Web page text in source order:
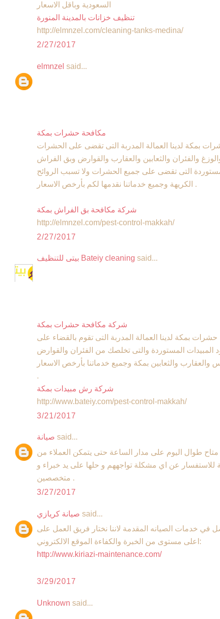
السعودية وباقل الاسعار
تنظيف خزانات بالمدينة المنورة
http://elmnzel.com/cleaning-tanks-medina/
2/27/2017
elmnzel said...
مكافحة حشرات بمكة
بمكة لدينا العمالة المدربة التى تقضى على الحشرات
والفئران والثعابين والعقارب والقوارض وبق الفراش
التى تقضى على جميع الحشرات ولا تسبب الروائح
الكريهة وجميع خدماتنا نقدمها لكم بأرخص الاسعار .
شركة مكافحة بق الفراش بمكة
http://elmnzel.com/pest-control-makkah/
2/27/2017
بيتى للتنظيف Bateiy cleaning said...
شركة مكافحة حشرات بمكة
بمكة لدينا العمالة المدربة التى تقوم بالقضاء على
المبيدات المستوردة والتى تخلصك من الفئران والقوارض
والثعابين بمكة وجميع خدماتنا بأرخص الاسعار
.
شركة رش مبيدات بمكة
http://www.bateiy.com/pest-control-makkah/
3/21/2017
صيانة said...
متاح طوال اليوم على مدار الساعة حتى يتمكن العملاء من
للاستفسار عن اي مشكلة تواجههم و حلها على يد خبراء و
متخصصين .
3/27/2017
صيانة كريازي said...
في خدمات الصيانه المقدمة لاننا نختار فريق العمل على
اعلى مستوى من الخبرة والكفاءة الموقع الالكتروني:
http://www.kiriazi-maintenance.com/
3/29/2017
Unknown said...